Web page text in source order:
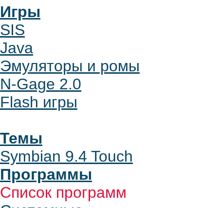
Игры
SIS
Java
Эмуляторы и ромы
N-Gage 2.0
Flash игры
Темы
Symbian 9.4 Touch
Программы
Список программ